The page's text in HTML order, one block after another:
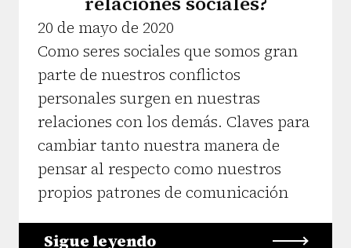
20 de mayo de 2020
Como seres sociales que somos gran
parte de nuestros conflictos
personales surgen en nuestras
relaciones con los demás. Claves para
cambiar tanto nuestra manera de
pensar al respecto como nuestros
propios patrones de comunicación
Sigue leyendo